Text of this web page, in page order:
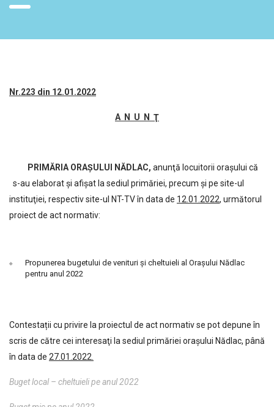
Nr.223 din 12.01.2022
A N U N Ţ
PRIMĂRIA ORAŞULUI NĂDLAC, anunţă locuitorii oraşului că
s-au elaborat şi afişat la sediul primăriei, precum şi pe site-ul
instituţiei, respectiv site-ul NT-TV în data de 12.01.2022, următorul
proiect de act normativ:
Propunerea bugetului de venituri și cheltuieli al Orașului Nădlac
pentru anul 2022
Contestații cu privire la proiectul de act normativ se pot depune în
scris de către cei interesaţi la sediul primăriei oraşului Nădlac, până
în data de 27.01.2022.
Buget local – cheltuieli pe anul 2022